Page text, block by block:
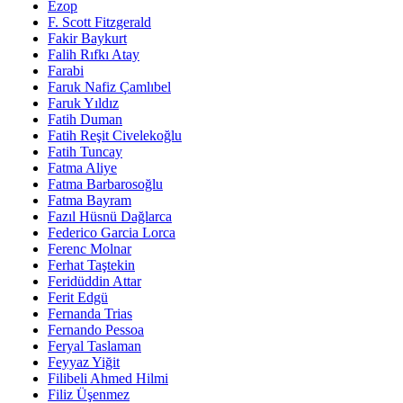
Ezop
F. Scott Fitzgerald
Fakir Baykurt
Falih Rıfkı Atay
Farabi
Faruk Nafiz Çamlıbel
Faruk Yıldız
Fatih Duman
Fatih Reşit Civelekoğlu
Fatih Tuncay
Fatma Aliye
Fatma Barbarosoğlu
Fatma Bayram
Fazıl Hüsnü Dağlarca
Federico Garcia Lorca
Ferenc Molnar
Ferhat Taştekin
Feridüddin Attar
Ferit Edgü
Fernanda Trias
Fernando Pessoa
Feryal Taslaman
Feyyaz Yiğit
Filibeli Ahmed Hilmi
Filiz Üşenmez